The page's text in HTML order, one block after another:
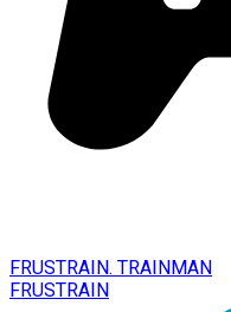
FRUSTRAIN. TRAINMAN
FRUSTRAIN